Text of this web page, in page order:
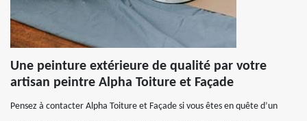
Une peinture extérieure de qualité par votre
artisan peintre Alpha Toiture et Façade
Pensez à contacter Alpha Toiture et Façade si vous êtes en quête d’un